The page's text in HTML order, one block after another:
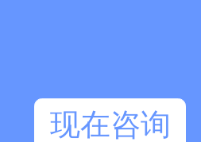
现在咨询